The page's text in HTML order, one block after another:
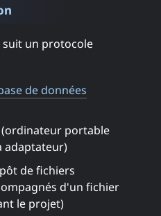
suit un protocole
de données
portable
adaptateur)
de fichiers
d'un fichier
le projet)